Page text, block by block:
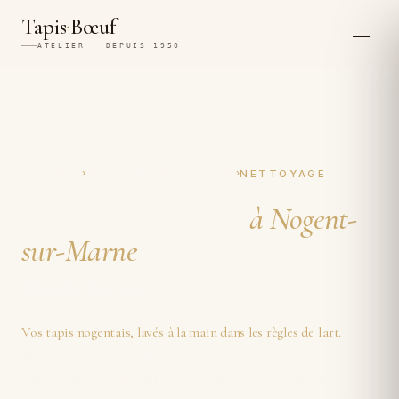
Tapis·Bœuf
ATELIER · DEPUIS 1950
›NOGENT-SUR-MARNE›NETTOYAGE
à Nogent-
sur-Marne
Vos tapis nogentais, lavés à la main dans les règles de l'art.